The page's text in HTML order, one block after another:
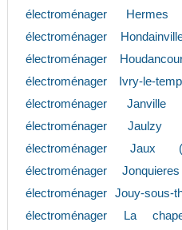
électroménager Hermes
électroménager
électroménager
électroménager Ivry-le-
électroménager Janville
électroménager Jaulzy
électroménager Jaux
électroménager
électroménager Jouy-sous-
électroménager La